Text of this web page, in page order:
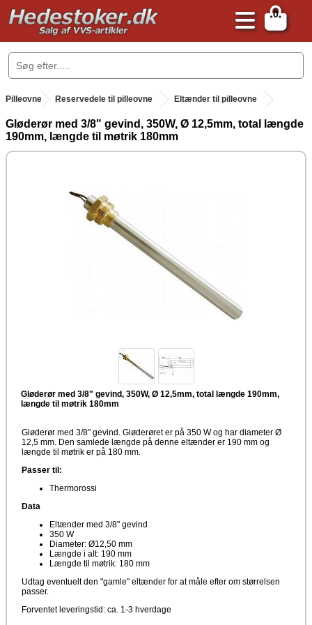
0
.
Pilleovne . Reservedele til pilleovne Eltænder til pilleovne
Gløderør med 3/8" gevind, 350W, Ø 12,5mm, total længde
190mm, længde til møtrik 180mm
Gløderør med 3/8" gevind, 350W, Ø 12,5mm, total længde 190mm,
længde til møtrik 180mm
Gløderør med 3/8" gevind. Gløderøret er på 350 W og har diameter Ø
12,5 mm. Den samlede længde på denne eltænder er 190 mm og
længde til møtrik er på 180 mm.
Passer til:
Thermorossi
Data
Eltænder med 3/8" gevind
350 W
Diameter: Ø12,50 mm
Længde i alt: 190 mm
Længde til møtrik: 180 mm
Udtag eventuelt den "gamle" eltænder for at måle efter om størrelsen
passer.
Forventet leveringstid: ca. 1-3 hverdage